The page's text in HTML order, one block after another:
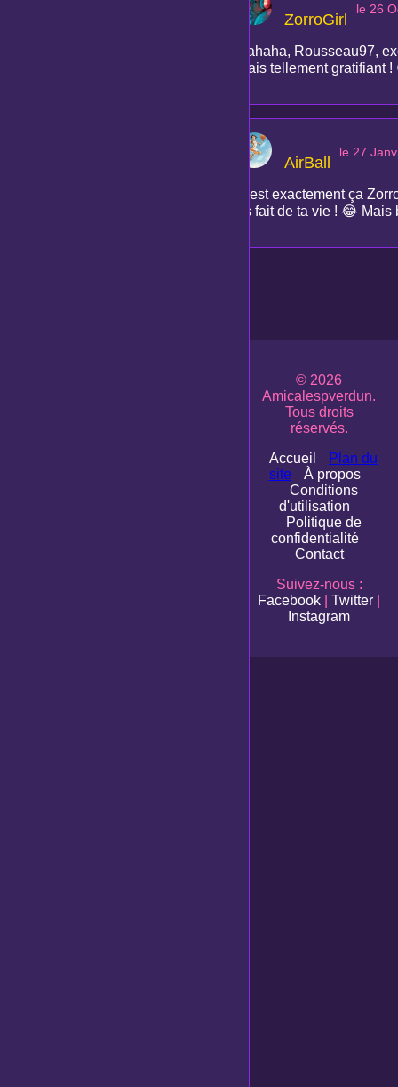
ZorroGirl
le 26
Hahaha, Rousseau97,
mais tellement gratifiant !
AirBall
le 27
C'est exactement ça
as fait de ta vie ! 😂
© 2026
Amicalespverdun.
Tous droits
réservés.
Accueil
Plan du
site
À propos
Conditions
d'utilisation
Politique de
confidentialité
Contact
Suivez-nous :
Facebook
Twitter
Instagram